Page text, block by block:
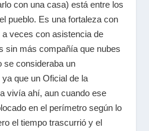
con una casa) está entre los
pueblo. Es una fortaleza con
veces con asistencia de
sin más compañía que nubes
se consideraba un
que un Oficial de la
vivía ahí, aun cuando ese
en el perímetro según lo
el tiempo trascurrió y el